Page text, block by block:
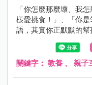
「你怎麼那麼壞、我
樣愛挑食！」、「你
語，其實你正默默的幫
只影響孩子的情緒更
語被禁錮在這樣的角
關鍵字： 教養 、 親子